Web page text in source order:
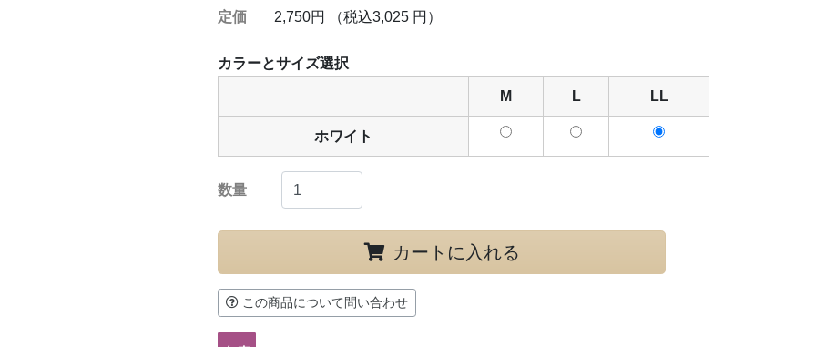
定価 2,750円 （税込3,025 円）
カラーとサイズ選択
M L LL
ホワイト
数量
カートに入れる
この商品について問い合わせ